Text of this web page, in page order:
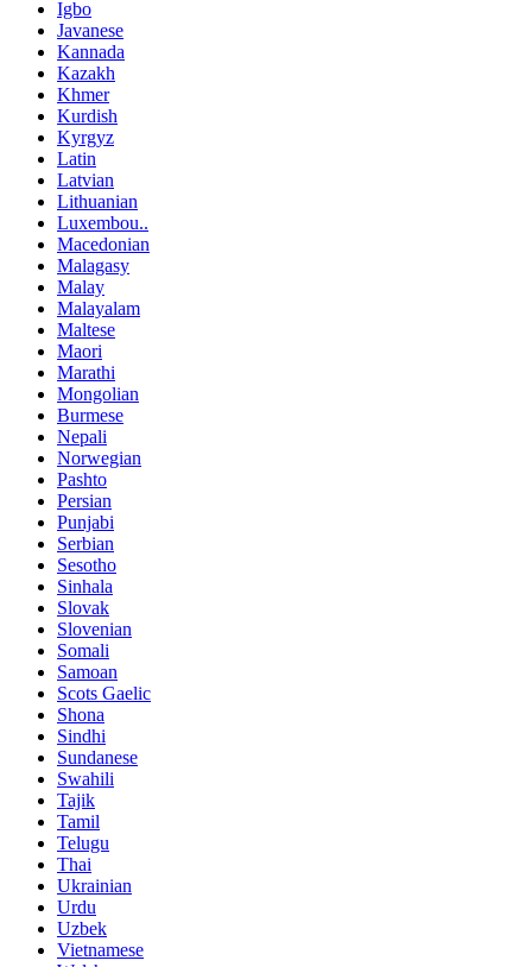
Igbo
Javanese
Kannada
Kazakh
Khmer
Kurdish
Kyrgyz
Latin
Latvian
Lithuanian
Luxembou..
Macedonian
Malagasy
Malay
Malayalam
Maltese
Maori
Marathi
Mongolian
Burmese
Nepali
Norwegian
Pashto
Persian
Punjabi
Serbian
Sesotho
Sinhala
Slovak
Slovenian
Somali
Samoan
Scots Gaelic
Shona
Sindhi
Sundanese
Swahili
Tajik
Tamil
Telugu
Thai
Ukrainian
Urdu
Uzbek
Vietnamese